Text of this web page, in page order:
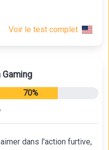
Voir le test complet
Gaming
70%
dans l'action furtive,